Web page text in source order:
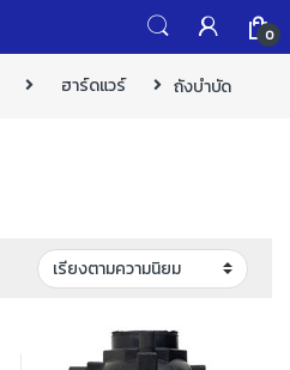
0
ฮาร์ดแวร์ ถังบำบัด